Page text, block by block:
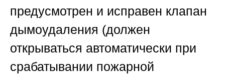
предусмотрен и исправен клапан
дымоудаления (должен
открываться автоматически при
срабатывании пожарной